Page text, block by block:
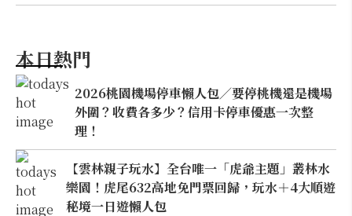
本日熱門
2026桃園機場停車懶人包／要停桃機還是機場
外圍？收費各多少？信用卡停車優惠一次整
理！
【雲林親子玩水】全台唯一「虎爺主題」叢林水
樂園！虎尾632高地免門票回歸，玩水＋4大順遊
秘境一日遊懶人包